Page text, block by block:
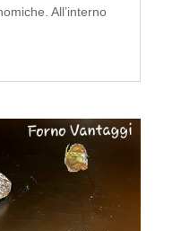
All’interno